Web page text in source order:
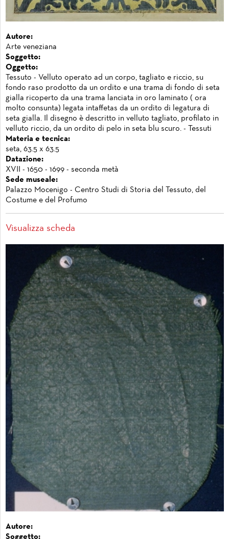
Autore:
Arte veneziana
Soggetto:
Oggetto:
Tessuto - Velluto operato ad un corpo, tagliato e riccio, su
fondo raso prodotto da un ordito e una trama di fondo di seta
gialla ricoperto da una trama lanciata in oro laminato ( ora
molto consunta) legata intaffetas da un ordito di legatura di
seta gialla. Il disegno è descritto in velluto tagliato, profilato in
velluto riccio, da un ordito di pelo in seta blu scuro. - Tessuti
Materia e tecnica:
seta, 63.5 x 63.5
Datazione:
XVII - 1650 - 1699 - seconda metà
Sede museale:
Palazzo Mocenigo - Centro Studi di Storia del Tessuto, del
Costume e del Profumo
Visualizza scheda
Autore:
Soggetto: